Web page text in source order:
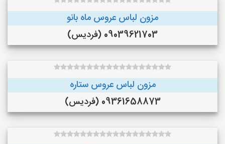
مزون لباس عروس ماه بانو
09039621703 (فردیس)
مزون لباس عروس ستاره
09361658873 (فردیس)